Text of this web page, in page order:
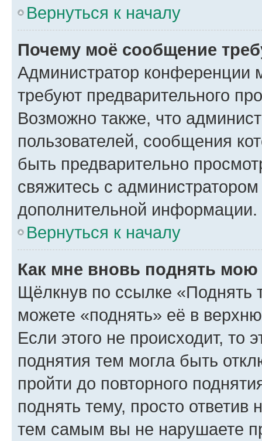
Вернуться к началу
Почему моё сообщение
Администратор конференции
требуют предварительного
Возможно также, что
пользователей, сообщения
быть предварительно
свяжитесь с
дополнительной информации.
Вернуться к началу
Как мне вновь поднять мою
Щёлкнув по ссылке «Поднять
можете «поднять» её в
Если этого не происходит, то
поднятия тем могла быть
пройти до повторного
поднять тему, просто ответив
тем самым вы не нарушаете